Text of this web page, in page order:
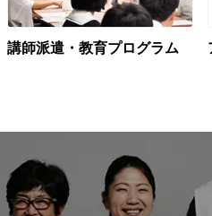
講師派遣・教育プログラム